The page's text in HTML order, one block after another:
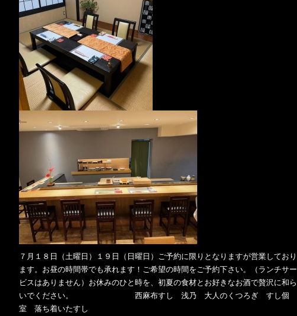
７月１８日（土曜日）１９日（日曜日）ご予約に限りとなりますが営業しており
ます。お昼の時間帯でも承れます！ご希望の時間をご予約下さい。（ランチサー
ビスはありません）お休みのひと時を、初夏の食材とお好きなお酒で贅沢に和ら
いでください。 西麻布すし 浅乃 大人のくつろぎ すし個
室 落ち着いたすし